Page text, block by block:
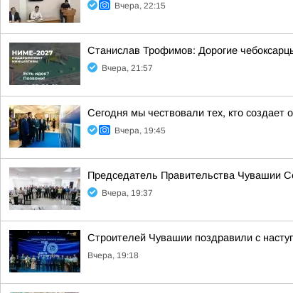
Вчера, 22:15
Станислав Трофимов: Дорогие
Вчера, 21:57
Сегодня мы чествовали тех, кто создает
Вчера, 19:45
Председатель Правительства Чувашии
Вчера, 19:37
Строителей Чувашии поздравили с
Вчера, 19:18